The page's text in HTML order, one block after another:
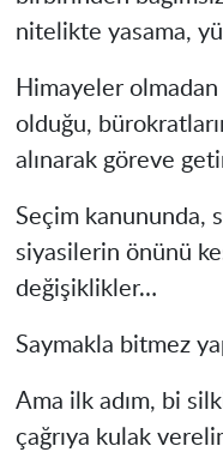
nitelikte yasama,
Himayeler
olduğu,
alınarak göreve
Seçim kanununda,
siyasilerin önünü
değişiklikler…
Saymakla bitmez
Ama ilk adım, bi
çağrıya kulak